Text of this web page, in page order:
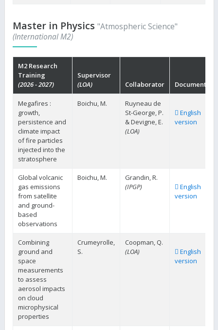
Master in Physics "Atmospheric Science"
(International M2)
M2 Research
Training
(2026 - 2027)
Supervisor
(LOA)
Collaborator Documents
Megafires :
growth,
persistence and
climate impact
of fire particles
injected into the
stratosphere
Boichu, M.
Ruyneau de
St-George, P.
& Devigne, E.
(LOA)
English
version
Global volcanic
gas emissions
from satellite
and ground-
based
observations
Boichu, M.
Grandin, R.
(IPGP)
English
version
Combining
ground and
space
measurements
to assess
aerosol impacts
on cloud
microphysical
properties
Crumeyrolle,
S.
Coopman, Q.
(LOA)
English
version